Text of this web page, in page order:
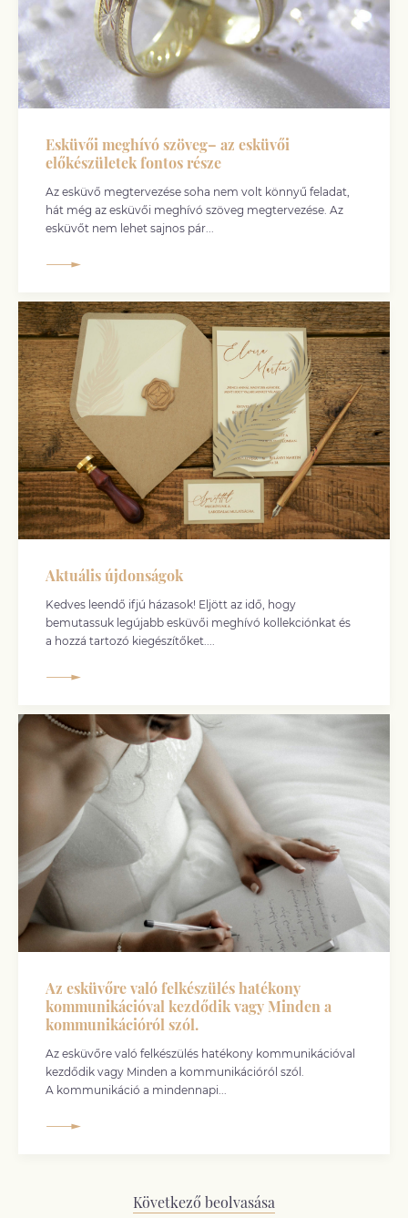
Esküvői meghívó szöveg– az esküvői
előkészületek fontos része
Az esküvő megtervezése soha nem volt könnyű feladat,
hát még az esküvői meghívó szöveg megtervezése. Az
esküvőt nem lehet sajnos pár...
Aktuális újdonságok
Kedves leendő ifjú házasok! Eljött az idő, hogy
bemutassuk legújabb esküvői meghívó kollekciónkat és
a hozzá tartozó kiegészítőket....
Az esküvőre való felkészülés hatékony
kommunikációval kezdődik vagy Minden a
kommunikációról szól.
Az esküvőre való felkészülés hatékony kommunikációval
kezdődik vagy Minden a kommunikációról szól.
A kommunikáció a mindennapi...
Következő beolvasása